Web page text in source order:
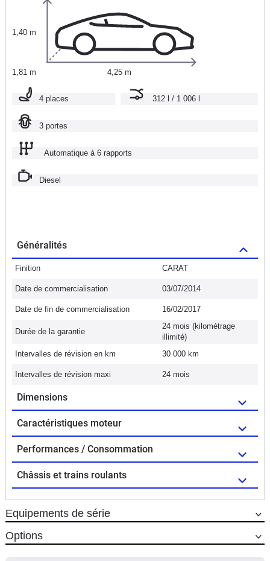
1,40 m
1,81 m 4,25 m
4 places 312 l / 1 006 l
3 portes
Automatique à 6 rapports
Diesel
Généralités
Finition CARAT
Date de commercialisation 03/07/2014
Date de fin de commercialisation 16/02/2017
Durée de la garantie
24 mois (kilométrage
illimité)
Intervalles de révision en km
30 000 km
Intervalles de révision maxi 24 mois
Dimensions
Caractéristiques moteur
Performances / Consommation
Châssis et trains roulants
Equipements de série
Options